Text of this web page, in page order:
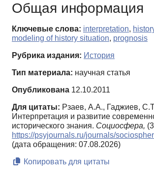
Общая информация
Ключевые слова: interpretation,
modeling of history situation, prognosis
Рубрика издания: История
Тип материала: научная статья
Опубликована 12.10.2011
Для цитаты: Рзаев, А.А., Гаджиев,
Интерпретация и развитие
исторического знания. Социосфера,
https://psyjournals.ru/journals/
(дата обращения: 07.08.2026)
Копировать для цитаты